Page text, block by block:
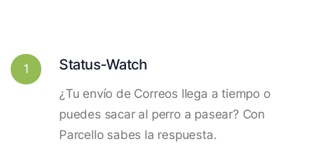
1 Status-Watch
¿Tu envío de Correos llega a tiempo o
puedes sacar al perro a pasear? Con
Parcello sabes la respuesta.